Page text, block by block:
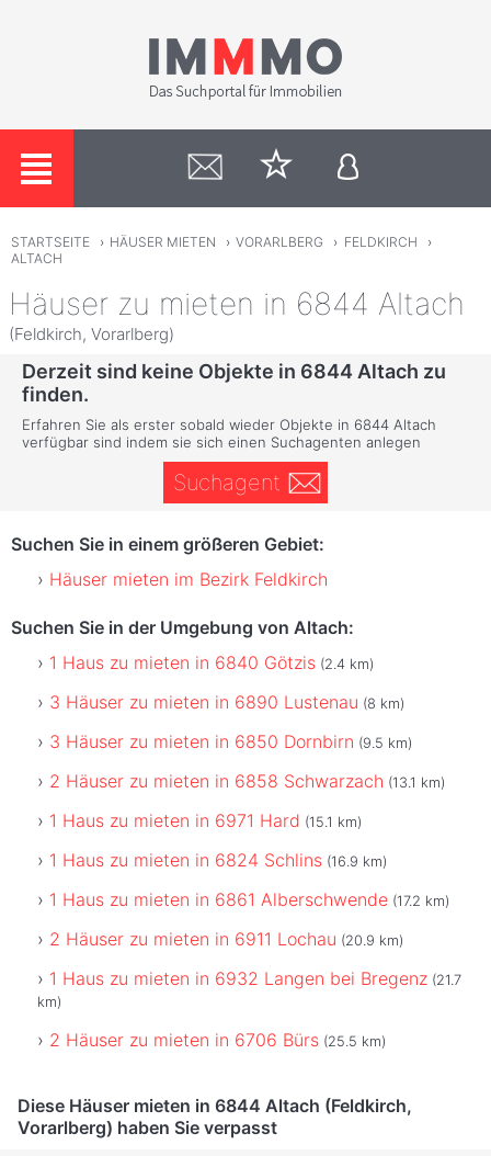
STARTSEITE › HÄUSER MIETEN › VORARLBERG › FELDKIRCH
›
ALTACH
Häuser zu mieten in 6844 Altach
(Feldkirch, Vorarlberg)
Derzeit sind keine Objekte in 6844 Altach zu
finden.
Erfahren Sie als erster sobald wieder Objekte in 6844 Altach
verfügbar sind indem sie sich einen Suchagenten anlegen
Suchagent
Suchen Sie in einem größeren Gebiet:
Häuser mieten im Bezirk Feldkirch
Suchen Sie in der Umgebung von Altach:
1 Haus zu mieten in 6840 Götzis (2.4 km)
3 Häuser zu mieten in 6890 Lustenau (8 km)
3 Häuser zu mieten in 6850 Dornbirn (9.5 km)
2 Häuser zu mieten in 6858 Schwarzach (13.1 km)
1 Haus zu mieten in 6971 Hard (15.1 km)
1 Haus zu mieten in 6824 Schlins (16.9 km)
1 Haus zu mieten in 6861 Alberschwende (17.2 km)
2 Häuser zu mieten in 6911 Lochau (20.9 km)
1 Haus zu mieten in 6932 Langen bei Bregenz (21.7
km)
2 Häuser zu mieten in 6706 Bürs (25.5 km)
Diese Häuser mieten in 6844 Altach (Feldkirch,
Vorarlberg) haben Sie verpasst